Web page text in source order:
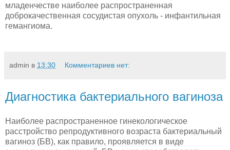
младенчестве наиболее распространенная
доброкачественная сосудистая опухоль - инфантильная
гемангиома.
admin в 13:30 Комментариев нет:
Диагностика бактериального вагиноза
Наиболее распространенное гинекологическое
расстройство репродуктивного возраста бактериальный
вагиноз (БВ), как правило, проявляется в виде